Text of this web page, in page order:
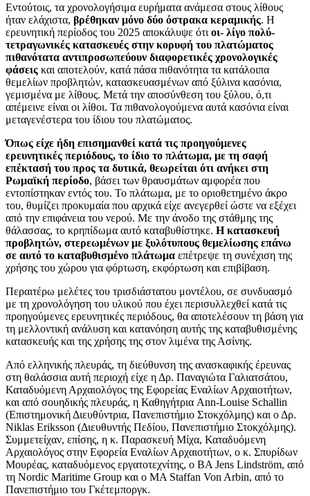
Εντούτοις, τα χρονολογήσιμα ευρήματα ανάμεσα στους λίθους
ήταν ελάχιστα, βρέθηκαν μόνο δύο όστρακα κεραμικής. Η
ερευνητική περίοδος του 2025 αποκάλυψε ότι οι- λίγο πολύ-
τετραγωνικές κατασκευές στην κορυφή του πλατώματος
πιθανότατα αντιπροσωπεύουν διαφορετικές χρονολογικές
φάσεις και αποτελούν, κατά πάσα πιθανότητα τα κατάλοιπα
θεμελίων προβλητών, κατασκευασμένων από ξύλινα κασόνια,
γεμισμένα με λίθους. Μετά την αποσύνθεση του ξύλου, ό,τι
απέμεινε είναι οι λίθοι. Τα πιθανολογούμενα αυτά κασόνια είναι
μεταγενέστερα του ίδιου του πλατώματος.
Όπως είχε ήδη επισημανθεί κατά τις προηγούμενες
ερευνητικές περιόδους, το ίδιο το πλάτωμα, με τη σαφή
επέκτασή του προς τα δυτικά, θεωρείται ότι ανήκει στη
Ρωμαϊκή περίοδο, βάσει των θραυσμάτων αμφορέα που
εντοπίστηκαν εντός του. Το πλάτωμα, με το οριοθετημένο άκρο
του, θυμίζει προκυμαία που αρχικά είχε ανεγερθεί ώστε να εξέχει
από την επιφάνεια του νερού. Με την άνοδο της στάθμης της
θάλασσας, το κρηπίδωμα αυτό καταβυθίστηκε. Η κατασκευή
προβλητών, στερεωμένων με ξυλότυπους θεμελίωσης επάνω
σε αυτό το καταβυθισμένο πλάτωμα επέτρεψε τη συνέχιση της
χρήσης του χώρου για φόρτωση, εκφόρτωση και επιβίβαση.
Περαιτέρω μελέτες του τρισδιάστατου μοντέλου, σε συνδυασμό
με τη χρονολόγηση του υλικού που έχει περισυλλεχθεί κατά τις
προηγούμενες ερευνητικές περιόδους, θα αποτελέσουν τη βάση για
τη μελλοντική ανάλυση και κατανόηση αυτής της καταβυθισμένης
κατασκευής και της χρήσης της στον λιμένα της Ασίνης.
Από ελληνικής πλευράς, τη διεύθυνση της ανασκαφικής έρευνας
στη θαλάσσια αυτή περιοχή είχε η Δρ. Παναγιώτα Γαλιατσάτου,
Καταδυόμενη Αρχαιολόγος της Εφορείας Εναλίων Αρχαιοτήτων,
και από σουηδικής πλευράς, η Καθηγήτρια Ann-Louise Schallin
(Επιστημονική Διευθύντρια, Πανεπιστήμιο Στοκχόλμης) και ο Δρ.
Niklas Eriksson (Διευθυντής Πεδίου, Πανεπιστήμιο Στοκχόλμης).
Συμμετείχαν, επίσης, η κ. Παρασκευή Μίχα, Καταδυόμενη
Αρχαιολόγος στην Εφορεία Εναλίων Αρχαιοτήτων, ο κ. Σπυρίδων
Μουρέας, καταδυόμενος εργατοτεχνίτης, ο BA Jens Lindström, από
τη Nordic Maritime Group και ο MA Staffan Von Arbin, από το
Πανεπιστήμιο του Γκέτεμποργκ.